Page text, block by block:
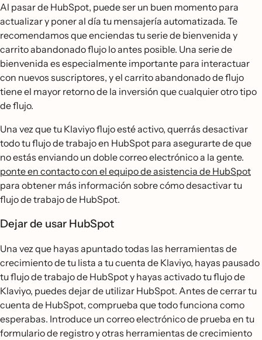
Al pasar de HubSpot, puede ser un buen momento para
actualizar y poner al día tu mensajería automatizada. Te
recomendamos que enciendas tu serie de bienvenida y
carrito abandonado flujo lo antes posible. Una serie de
bienvenida es especialmente importante para interactuar
con nuevos suscriptores, y el carrito abandonado de flujo
tiene el mayor retorno de la inversión que cualquier otro tipo
de flujo.
Una vez que tu Klaviyo flujo esté activo, querrás desactivar
todo tu flujo de trabajo en HubSpot para asegurarte de que
no estás enviando un doble correo electrónico a la gente.
ponte en contacto con el equipo de asistencia de HubSpot
para obtener más información sobre cómo desactivar tu
flujo de trabajo de HubSpot.
Dejar de usar HubSpot
Una vez que hayas apuntado todas las herramientas de
crecimiento de tu lista a tu cuenta de Klaviyo, hayas pausado
tu flujo de trabajo de HubSpot y hayas activado tu flujo de
Klaviyo, puedes dejar de utilizar HubSpot. Antes de cerrar tu
cuenta de HubSpot, comprueba que todo funciona como
esperabas. Introduce un correo electrónico de prueba en tu
formulario de registro y otras herramientas de crecimiento